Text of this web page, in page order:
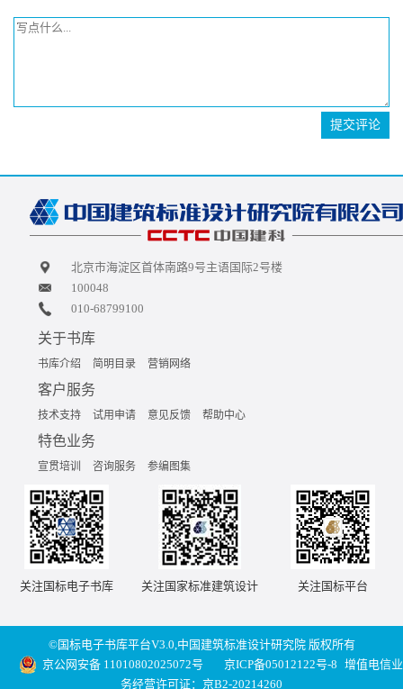
提交评论
北京市海淀区首体南路9号主语国际2号楼
100048
010-68799100
关于书库
书库介绍 简明目录 营销网络
客户服务
技术支持 试用申请 意见反馈 帮助中心
特色业务
宣贯培训 咨询服务 参编图集
关注国标电子书库 关注国家标准建筑设计 关注国标平台
©国标电子书库平台V3.0,中国建筑标准设计研究院 版权所有
京公网安备 11010802025072号
京ICP备05012122号-8 增值电信业
务经营许可证：京B2-20214260